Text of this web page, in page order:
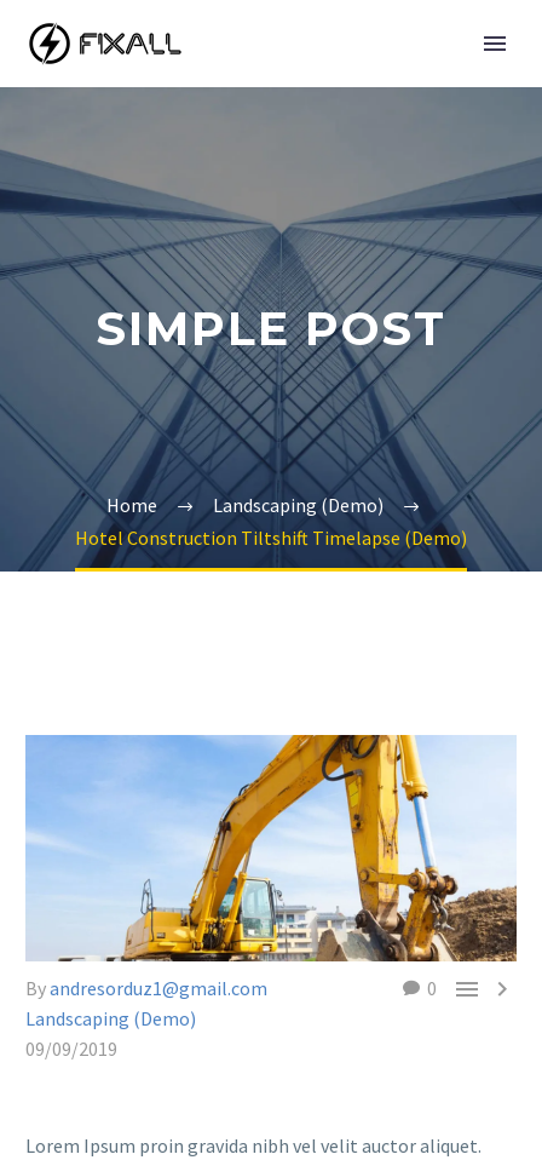
SIMPLE POST
Home
Landscaping (Demo)
Hotel Construction Tiltshift Timelapse (Demo)
0  
Byandresorduz1@gmail.com
Landscaping (Demo)
09/09/2019
Lorem Ipsum proin gravida nibh vel velit auctor aliquet.